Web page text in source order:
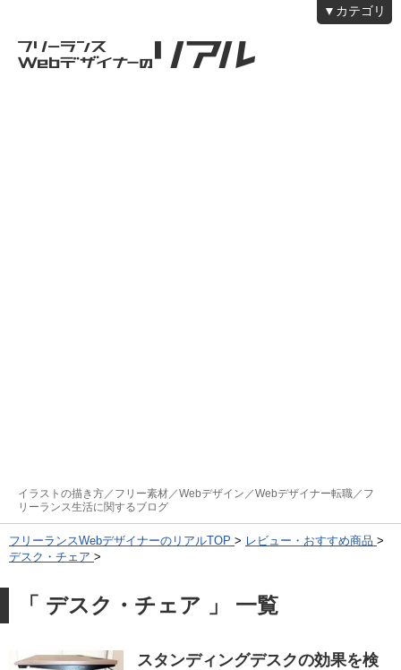
▼カテゴリ
イラストの描き方／フリー素材／Webデザイン／Webデザイナー転職／フ
リーランス生活に関するブログ
フリーランスWebデザイナーのリアルTOP > レビュー・おすすめ商品 >
デスク・チェア >
「 デスク・チェア 」 一覧
スタンディングデスクの効果を検